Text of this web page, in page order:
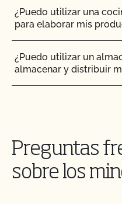
¿Pueden pastar
¿Se puede dar pienso
¿Puedo utilizar una
para elaborar mis
¿Puedo utilizar un
almacenar y distribuir
¿Cómo puedo utilizar la
del USDA para verificar
certificados?
Preguntas
sobre los